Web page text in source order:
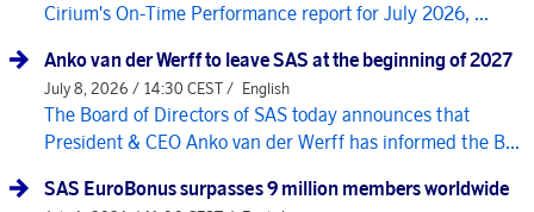
Cirium's On-Time Performance report for July 2026, ...
Anko van der Werff to leave SAS at the beginning of 2027
July 8, 2026 / 14:30 CEST / English
The Board of Directors of SAS today announces that
President & CEO Anko van der Werff has informed the B...
SAS EuroBonus surpasses 9 million members worldwide